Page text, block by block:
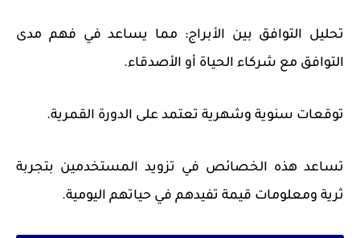
تحليل التوافق بين الأبراج: مما يساعد في فهم مدى
التوافق مع شركاء الحياة أو الأصدقاء.
توقعات سنوية وشهرية تعتمد على الدورة القمرية.
تساعد هذه الخصائص في تزويد المستخدمين بتجربة
ثرية ومعلومات قيمة تفيدهم في حياتهم اليومية.